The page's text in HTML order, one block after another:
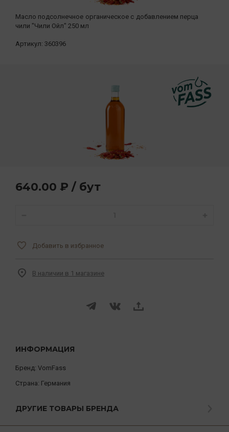
Масло подсолнечное органическое с добавлением перца
чили "Чили Ойл" 250 мл
Артикул: 360396
ИНФОРМАЦИЯ
Бренд: VomFass
Страна: Германия
ДРУГИЕ ТОВАРЫ БРЕНДА
640.00 ₽ / бут
Добавить в избранное
В наличии в 1 магазине